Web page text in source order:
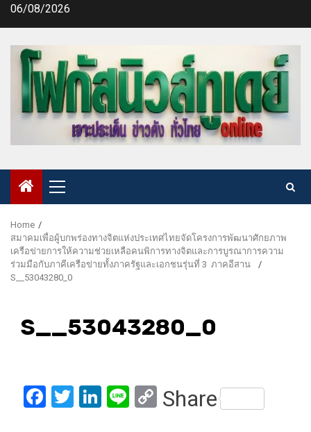
Skip06/08/2026
Primary
Menu
Home
สมาคมเพื่อผู้บกพร่องทางจิตแห่งประเทศไทยจัดโครงการพัฒนาศักยภาพ
เครือข่ายการให้ความช่วยเหลือคนพิการทางจิตและการบูรณาการความ
ร่วมมือกับภาคีเครือข่ายทั้งภาครัฐและเอกชนรุ่นที่ 3 ภาคอีสาน
S__53043280_0
S__53043280_0
Facebook
Twitter
LinkedIn
LineCopy
Share